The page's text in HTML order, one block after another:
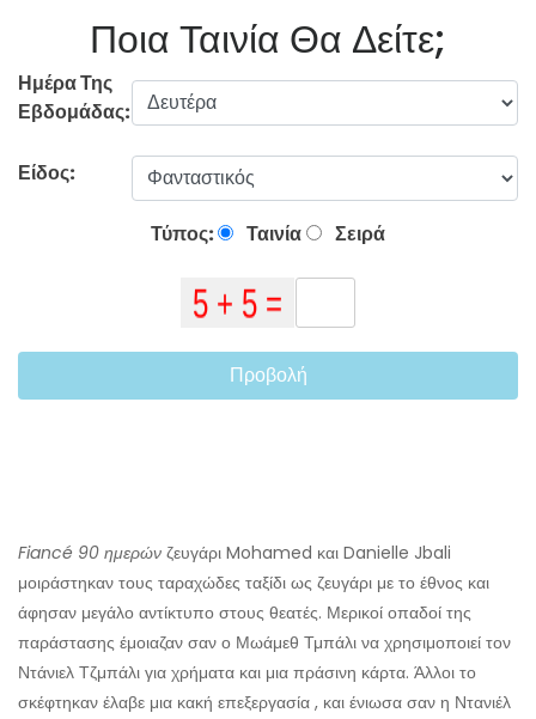
Ποια Ταινία Θα Δείτε;
Ημέρα Της
Εβδομάδας:
Είδος:
Τύπος: Ταινία Σειρά
Προβολή
Fiancé 90 ημερών ζευγάρι Mohamed και Danielle Jbali
μοιράστηκαν τους ταραχώδες ταξίδι ως ζευγάρι με το έθνος και
άφησαν μεγάλο αντίκτυπο στους θεατές. Μερικοί οπαδοί της
παράστασης έμοιαζαν σαν ο Μωάμεθ Τμπάλι να χρησιμοποιεί τον
Ντάνιελ Τζμπάλι για χρήματα και μια πράσινη κάρτα. Άλλοι το
σκέφτηκαν έλαβε μια κακή επεξεργασία , και ένιωσα σαν η Ντανιέλ